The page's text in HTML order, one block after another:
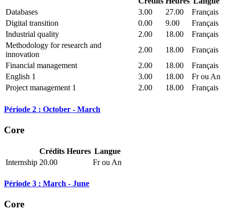
Databases
3.00 27.00
Français
Digital transition
0.00 9.00
Français
Industrial quality
2.00 18.00
Français
Methodology for research and
innovation
2.00 18.00
Français
Financial management
2.00 18.00
Français
English 1
3.00 18.00
Fr ou An
Project management 1
2.00 18.00 Français
Période 2 : October - March
Core
Crédits Heures Langue
Internship 20.00 Fr ou An
Période 3 : March - June
Core